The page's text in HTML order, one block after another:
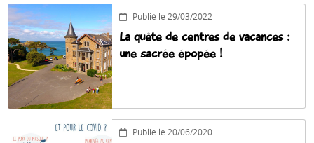
Publié le 29/03/2022
La quête de centres de vacances :
une sacrée épopée !
Publié le 20/06/2020